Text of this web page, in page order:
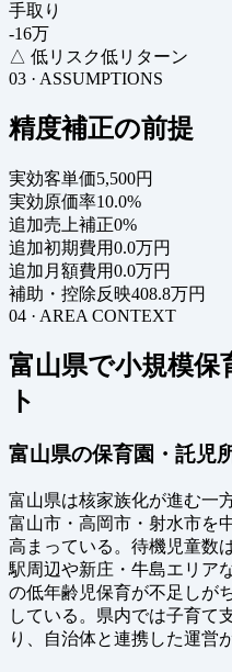
手取り
-16万
△ 低リスク低リターン
03 · ASSUMPTIONS
精度補正の前提
実効客単価5,500円
実効原価率10.0%
追加売上補正0%
追加初期費用0.0万円
追加月額費用0.0万円
補助・控除反映408.8万円
04 · AREA CONTEXT
富山県で小規模保
ト
富山県の保育園・託児
富山県は核家族化が進む一
富山市・高岡市・射水市を
高まっている。待機児童数
駅周辺や新庄・牛島エリア
の低年齢児保育が不足しが
している。県内では子育て
り、自治体と連携した運営